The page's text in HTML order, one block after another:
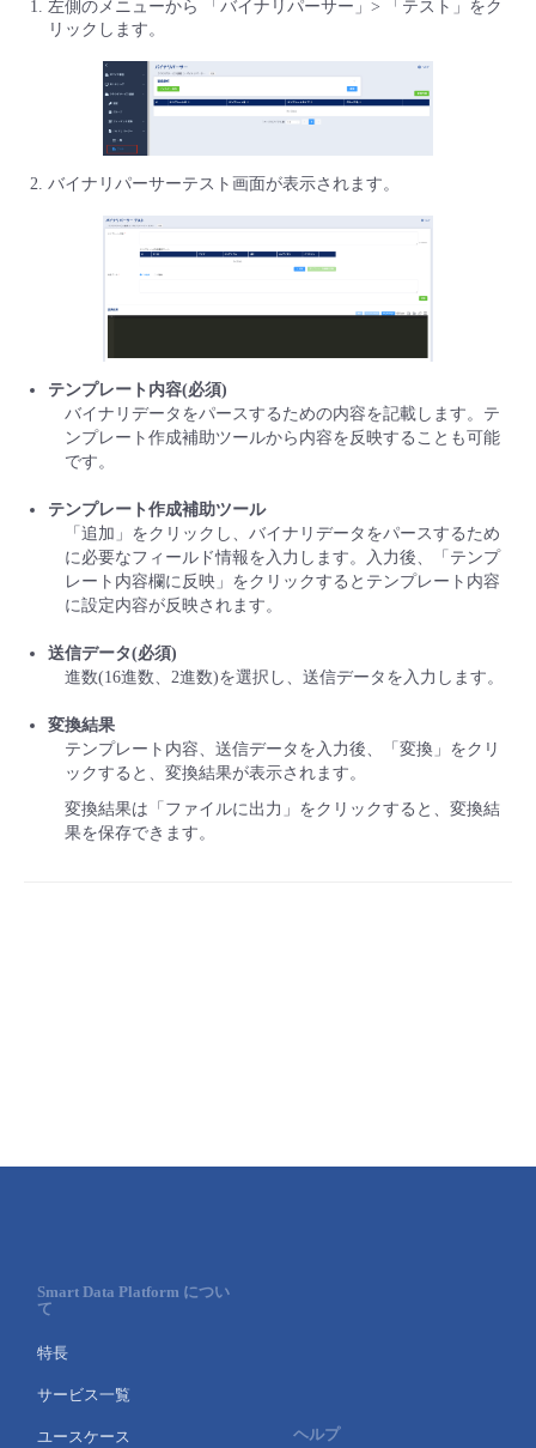
左側のメニューから 「バイナリパーサー」> 「テスト」をク
リックします。
バイナリパーサーテスト画面が表示されます。
テンプレート内容(必須)
バイナリデータをパースするための内容を記載します。テ
ンプレート作成補助ツールから内容を反映することも可能
です。
テンプレート作成補助ツール
「追加」をクリックし、バイナリデータをパースするため
に必要なフィールド情報を入力します。入力後、「テンプ
レート内容欄に反映」をクリックするとテンプレート内容
に設定内容が反映されます。
送信データ(必須)
進数(16進数、2進数)を選択し、送信データを入力します。
変換結果
テンプレート内容、送信データを入力後、「変換」をクリ
ックすると、変換結果が表示されます。
変換結果は「ファイルに出力」をクリックすると、変換結
果を保存できます。
Smart Data Platform につい
て
特長
サービス一覧
ユースケース ヘルプ